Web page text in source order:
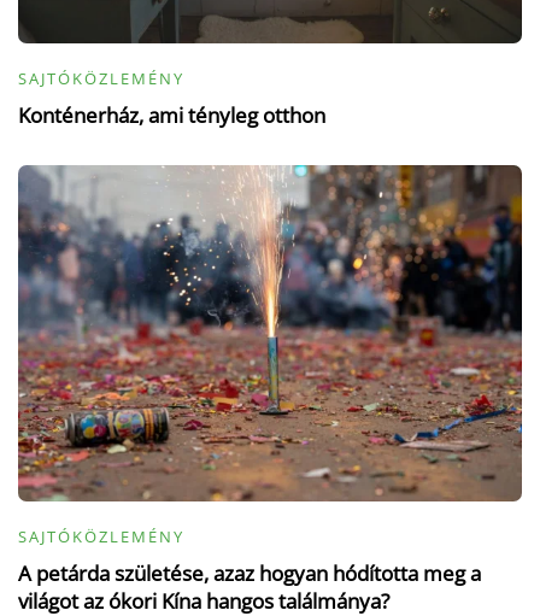
SAJTÓKÖZLEMÉNY
Konténerház, ami tényleg otthon
SAJTÓKÖZLEMÉNY
A petárda születése, azaz hogyan hódította meg a
világot az ókori Kína hangos találmánya?